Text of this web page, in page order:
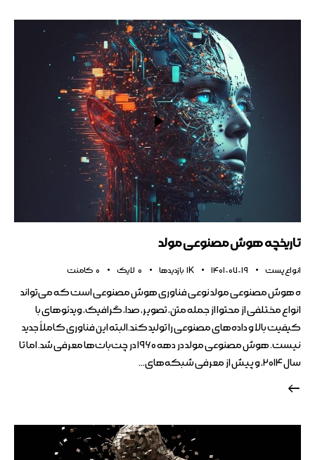
تاریخچه هوش مصنوعی مولد
انواع پست 1401-07-19
1K بازدیدها 0 لایک 0 کامنت
ه هوش مصنوعی مولد نوعی فناوری هوش مصنوعی است که می‌تواند
انواع مختلفی از محتوا از جمله متن، تصویر، صدا، گرافیک، ویدئوهای با
کیفیت بالا و داده‌های مصنوعی را تولید کند.البته این فناوری کاملاً جدید
نیست. هوش مصنوعی مولد در دهه ۱۹۶۰ در چت‌بات‌ها معرفی شد. اما تا
سال ۲۰۱۴، و پیش از معرفی شبکه‌های…